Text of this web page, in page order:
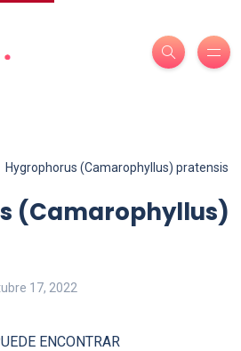
Hygrophorus (Camarophyllus) pratensis
(Camarophyllus)
17, 2022
ENCONTRAR